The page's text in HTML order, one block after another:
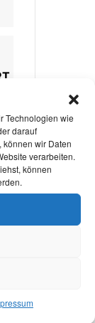
Technologien wie
darauf
können wir Daten
verarbeiten.
können